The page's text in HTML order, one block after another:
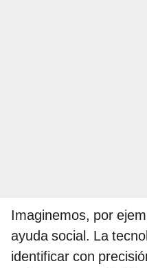
Imaginemos, por
ayuda social. La
identificar con